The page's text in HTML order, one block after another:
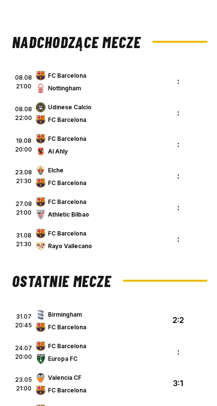
NADCHODZĄCE MECZE
08.08
21:00
FC Barcelona
Nottingham
:
08.08
22:00
Udinese Calcio
FC Barcelona
:
19.08
20:00
FC Barcelona
Al Ahly
:
23.08
21:30
Elche
FC Barcelona
:
27.08
21:00
FC Barcelona
Athletic Bilbao
:
31.08
21:30
FC Barcelona
Rayo Vallecano
:
OSTATNIE MECZE
31.07
20:45
Birmingham
FC Barcelona
2:2
24.07
20:00
FC Barcelona
Europa FC
:
23.05
21:00
Valencia CF
FC Barcelona
3:1